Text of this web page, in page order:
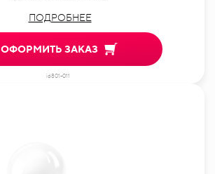
ПОДРОБНЕЕ
ОФОРМИТЬ ЗАКАЗ
id801-011